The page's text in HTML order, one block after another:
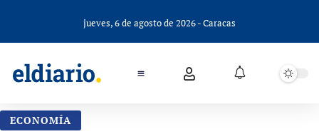
jueves, 6 de agosto de 2026 - Caracas
ECONOMÍA